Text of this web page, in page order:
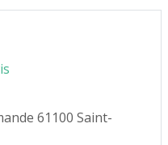
61100 Saint-